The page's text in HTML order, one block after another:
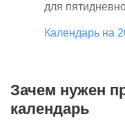
для
Календарь на
Зачем нужен
календарь